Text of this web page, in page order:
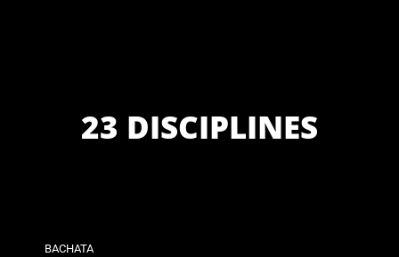
23 DISCIPLINES
BACHATA